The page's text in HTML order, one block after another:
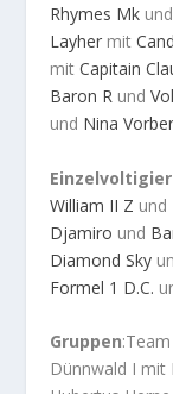
Rhymes Mk
Layher mit
mitCapitain
Baron R und
und Nina
William II Z und
Djamiro und
Diamond Sky
Formel 1 D.C.
Gruppen
Dünnwald I mit